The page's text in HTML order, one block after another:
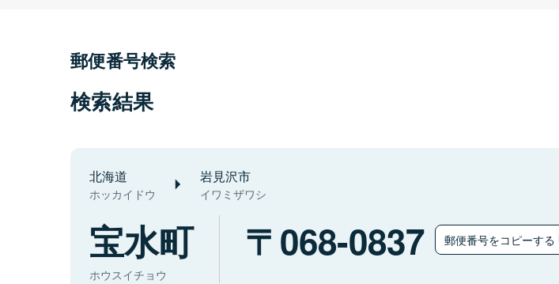
郵便番号検索
検索結果
北海道
ホッカイドウ
岩見沢市
イワミザワシ
宝水町
ホウスイチョウ
068-0837 郵便番号をコピーする